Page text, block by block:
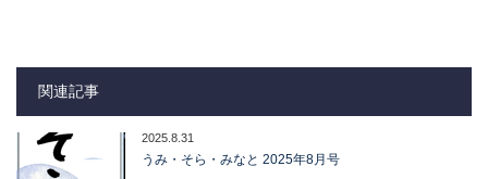
関連記事
2025.8.31
うみ・そら・みなと 2025年8月号